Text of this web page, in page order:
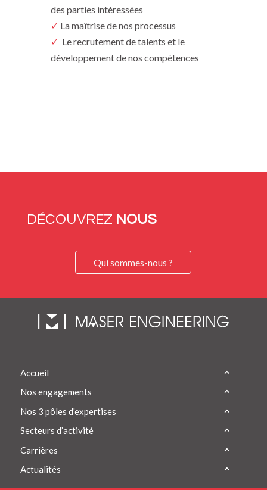
des parties intéressées
✓ La maîtrise de nos processus
✓ Le recrutement de talents et le
développement de nos compétences
DÉCOUVREZ NOUS
Qui sommes-nous ?
Accueil
Nos engagements
Nos 3 pôles d'expertises
Secteurs d’activité
Carrières
Actualités